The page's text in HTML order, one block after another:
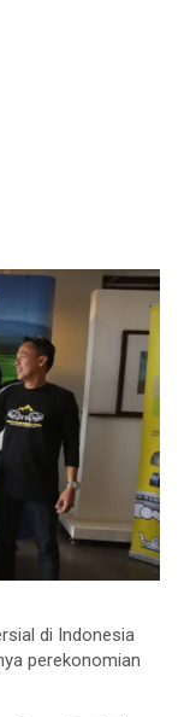
di Indonesia
perekonomian